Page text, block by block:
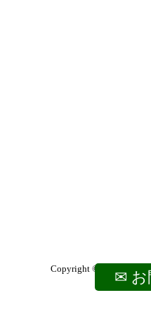
✉ お
Copyright © 株式会社ム